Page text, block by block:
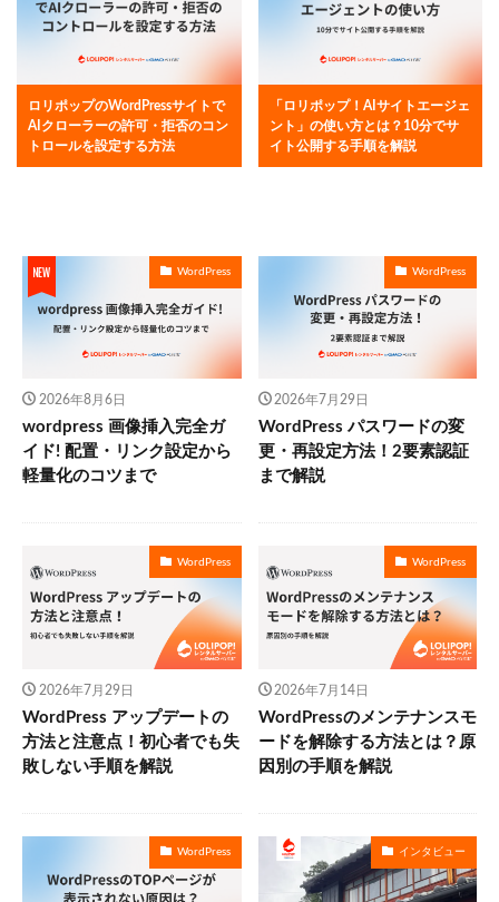
ロリポップのWordPressサイトで
AIクローラーの許可・拒否のコン
トロールを設定する方法
「ロリポップ！AIサイトエージェ
ント」の使い方とは？10分でサ
イト公開する手順を解説
WordPress
2026年8月6日
wordpress 画像挿入完全ガ
イド! 配置・リンク設定から
軽量化のコツまで
WordPress
2026年7月29日
WordPress パスワードの変
更・再設定方法！2要素認証
まで解説
WordPress
2026年7月29日
WordPress アップデートの
方法と注意点！初心者でも失
敗しない手順を解説
WordPress
2026年7月14日
WordPressのメンテナンスモ
ードを解除する方法とは？原
因別の手順を解説
WordPress インタビュー